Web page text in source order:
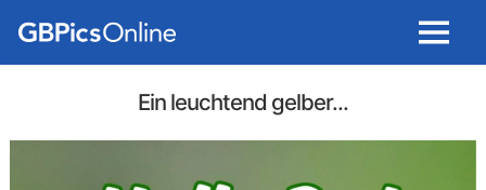
Menu
Ein leuchtend gelber...